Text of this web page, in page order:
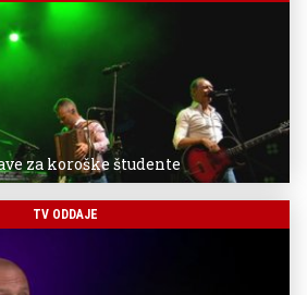
za koroške študente
TV ODDAJE